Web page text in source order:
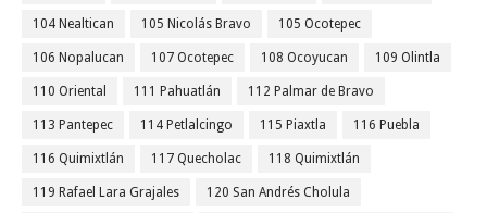
104 Nealtican 105 Nicolás Bravo 105 Ocotepec
106 Nopalucan 107 Ocotepec 108 Ocoyucan 109 Olintla
110 Oriental 111 Pahuatlán 112 Palmar de Bravo
113 Pantepec 114 Petlalcingo 115 Piaxtla 116 Puebla
116 Quimixtlán 117 Quecholac 118 Quimixtlán
119 Rafael Lara Grajales 120 San Andrés Cholula